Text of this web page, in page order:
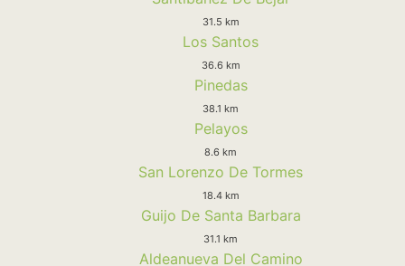
31.5 km
Los Santos
36.6 km
Pinedas
38.1 km
Pelayos
8.6 km
San Lorenzo De Tormes
18.4 km
Guijo De Santa Barbara
31.1 km
Aldeanueva Del Camino